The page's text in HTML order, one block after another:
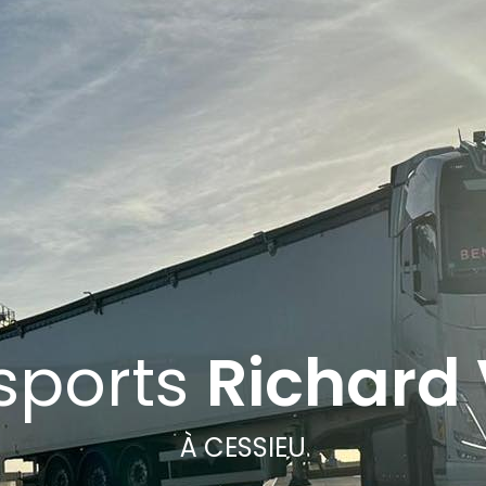
Richard
À CESSIEU